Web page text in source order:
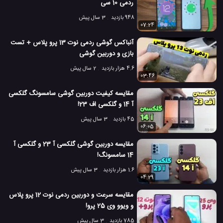
ردمی 10 سی
948 بازدید
3 سال پیش
07:24
آنباکس گوشی ردمی نوت 13 پرو پلاس + تست
بازی و دوربین گوشی
4.6 هزار بازدید
2 سال پیش
03:46
مقایسه کیفیت دوربین گوشی سامسونگ گلکسی
آ 14 و گلکسی اف 23!
45 بازدید
3 سال پیش
06:05
مقایسه دوربین گوشی گلکسی آ 23 و گلکسی آ
14 سامسونگ!
1.6 هزار بازدید
3 سال پیش
04:29
مقایسه سرعت و دوربین ردمی نوت 12 پرو پلاس
و ویوو وی 25 پرو!
785 بازدید 3 سال پیش